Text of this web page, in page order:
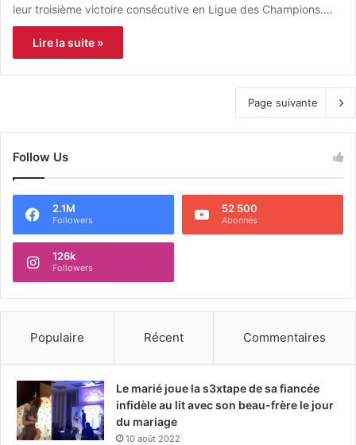
leur troisième victoire consécutive en Ligue des Champions.…
Lire la suite »
Page suivante
Follow Us
2.1M
Followers
52 500
Abonnés
126k
Followers
Populaire Récent Commentaires
Le marié joue la s3xtape de sa fiancée
infidèle au lit avec son beau-frère le jour
du mariage
10 août 2022